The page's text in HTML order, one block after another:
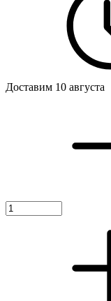
Доставим 10 августа